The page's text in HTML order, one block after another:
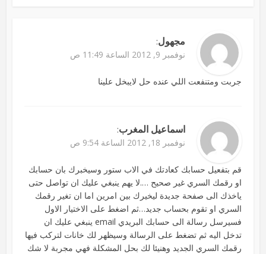
مجهول:
نوفمبر 9, 2012 الساعة 11:49 ص
جربت ومتنفعت اللي عنده حل لايبخل علينا
اسماعيل المغرب:
نوفمبر 18, 2012 الساعة 9:54 ص
قم بتفعيل حسابك كعادتك في الاب ستور وسيخبرك بان حسابك
او رقمك السري غير صحيح ….لا يهم ينبغي عليك ان تواصل حتى
ياخذك الى صفحة جديدة ليخيرك بين امرين اما ان تغير رقمك
السري او تقوم بحساب جديد…ثم اضغط على الاختيار الاول
فسيرسل رسالة الى حسابك البريدي email ينبغي عليك ان
تدخل اليه ثم تضغط على الرسالة وسيظهر لك خانات لتركب فيها
رقمك السري الجديد وهنيئا لك بحل المشكلة فهي مجربة لا شك